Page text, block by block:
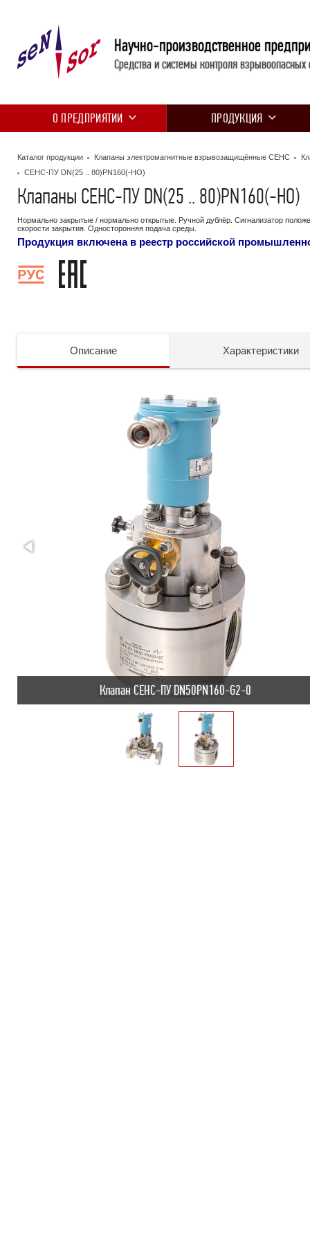
Научно-производственное
Средства и системы контроля взрывоопасных
О ПРЕДПРИЯТИИ ПРОДУКЦИЯ
Каталог продукции Клапаны электромагнитные взрывозащищённые СЕНС
СЕНС-ПУ DN(25 .. 80)PN160(-НО)
Клапаны СЕНС-ПУ DN(25 .. 80)PN160(-НО)
Нормально закрытые / нормально открытые. Ручной дублёр. Сигнализатор
скорости закрытия. Односторонняя подача среды.
Продукция включена в реестр российской
Описание Характеристики
Клапан СЕНС-ПУ DN50PN160-G2-0